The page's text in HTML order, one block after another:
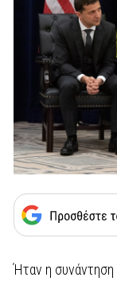
Ήταν η